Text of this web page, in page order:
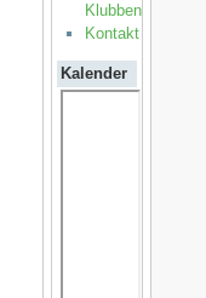
Klubben
Kontakt
Kalender